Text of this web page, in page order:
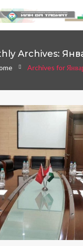
Archives:
Archives for